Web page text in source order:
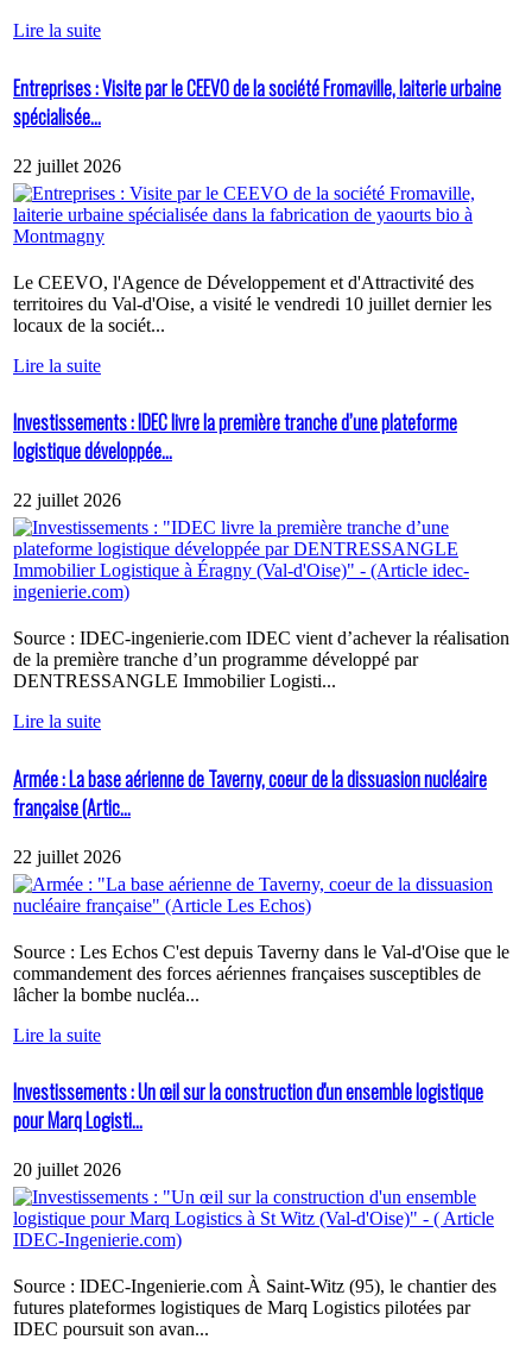
Lire la suite
Entreprises : Visite par le CEEVO de la société Fromaville, laiterie urbaine
spécialisée...
22 juillet 2026
Le CEEVO, l'Agence de Développement et d'Attractivité des
territoires du Val-d'Oise, a visité le vendredi 10 juillet dernier les
locaux de la sociét...
Lire la suite
Investissements : IDEC livre la première tranche d’une plateforme
logistique développée...
22 juillet 2026
Source : IDEC-ingenierie.com IDEC vient d’achever la réalisation
de la première tranche d’un programme développé par
DENTRESSANGLE Immobilier Logisti...
Lire la suite
Armée : La base aérienne de Taverny, coeur de la dissuasion nucléaire
française (Artic...
22 juillet 2026
Source : Les Echos C'est depuis Taverny dans le Val-d'Oise que le
commandement des forces aériennes françaises susceptibles de
lâcher la bombe nucléa...
Lire la suite
Investissements : Un œil sur la construction d'un ensemble logistique
pour Marq Logisti...
20 juillet 2026
Source : IDEC-Ingenierie.com À Saint-Witz (95), le chantier des
futures plateformes logistiques de Marq Logistics pilotées par
IDEC poursuit son avan...